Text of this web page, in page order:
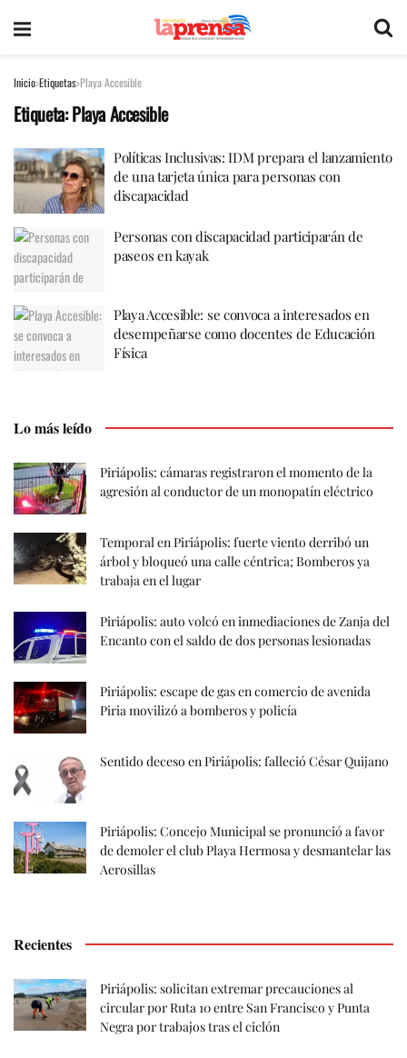
Inicio Etiquetas Playa Accesible
Etiqueta:Playa Accesible
Políticas Inclusivas: IDM prepara el lanzamiento
de una tarjeta única para personas con
discapacidad
Personas con discapacidad participarán de
paseos en kayak
Playa Accesible: se convoca a interesados en
desempeñarse como docentes de Educación
Física
Lo más leído
Piriápolis: cámaras registraron el momento de la
agresión al conductor de un monopatín eléctrico
Temporal en Piriápolis: fuerte viento derribó un
árbol y bloqueó una calle céntrica; Bomberos ya
trabaja en el lugar
Piriápolis: auto volcó en inmediaciones de Zanja del
Encanto con el saldo de dos personas lesionadas
Piriápolis: escape de gas en comercio de avenida
Piria movilizó a bomberos y policía
Sentido deceso en Piriápolis: falleció César Quijano
Piriápolis: Concejo Municipal se pronunció a favor
de demoler el club Playa Hermosa y desmantelar las
Aerosillas
Recientes
Piriápolis: solicitan extremar precauciones al
circular por Ruta 10 entre San Francisco y Punta
Negra por trabajos tras el ciclón